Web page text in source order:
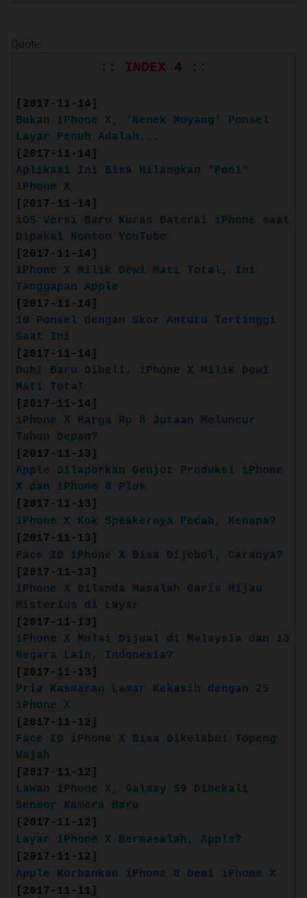
Layar Super Retina HD 5,8 inci dengan
Desain kaca seutuhnya dan baja tahan
karat, tahan air dan debu
Kamera ganda 12 MP dengan mode
dan video 4K pada kecepatan hingga 60
fps
Kamera depan TrueDepth 7 MP dengan
mode Potret dan Pencahayaan Potret
Face ID untuk autentikasi aman
A11 Bionic, chip yang paling andal
dan cerdas di ponsel pintar
Pengisian daya nirkabel (berfungsi
dengan pengisi daya bersertifikat
Qi3)
Source: apple.com/id
RAM: 3 GB
Battery: 2716 mAh
Quote:
:: iPhone 8 Plus ::
(Release: Sep. 22, 2017)
Source: apple.com
Layar Retina HD 5,5 inci dengan True
Tone
Quote:
:: INDEX 4 ::
[2017-11-14]
Bukan iPhone X, 'Nenek Moyang' Ponsel
Layar Penuh Adalah...
[2017-11-14]
Aplikasi Ini Bisa Hilangkan "Poni"
iPhone X
[2017-11-14]
iOS Versi Baru Kuras Baterai iPhone saat
Dipakai Nonton YouTube
[2017-11-14]
iPhone X Milik Dewi Mati Total, Ini
Tanggapan Apple
[2017-11-14]
10 Ponsel dengan Skor Antutu Tertinggi
Saat Ini
[2017-11-14]
Duh! Baru Dibeli, iPhone X Milik Dewi
Mati Total
[2017-11-14]
iPhone X Harga Rp 8 Jutaan Meluncur
Tahun Depan?
[2017-11-13]
Apple Dilaporkan Genjot Produksi iPhone
X dan iPhone 8 Plus
[2017-11-13]
iPhone X Kok Speakernya Pecah, Kenapa?
[2017-11-13]
Face ID iPhone X Bisa Dijebol, Caranya?
[2017-11-13]
iPhone X Dilanda Masalah Garis Hijau
Misterius di Layar
[2017-11-13]
iPhone X Mulai Dijual di Malaysia dan 13
Negara Lain, Indonesia?
[2017-11-13]
Pria Kasmaran Lamar Kekasih dengan 25
iPhone X
[2017-11-12]
Face ID iPhone X Bisa Dikelabui Topeng
Wajah
[2017-11-12]
Lawan iPhone X, Galaxy S9 Dibekali
Sensor Kamera Baru
[2017-11-12]
Layar iPhone X Bermasalah, Apple?
[2017-11-12]
Apple Korbankan iPhone 8 Demi iPhone X
[2017-11-11]